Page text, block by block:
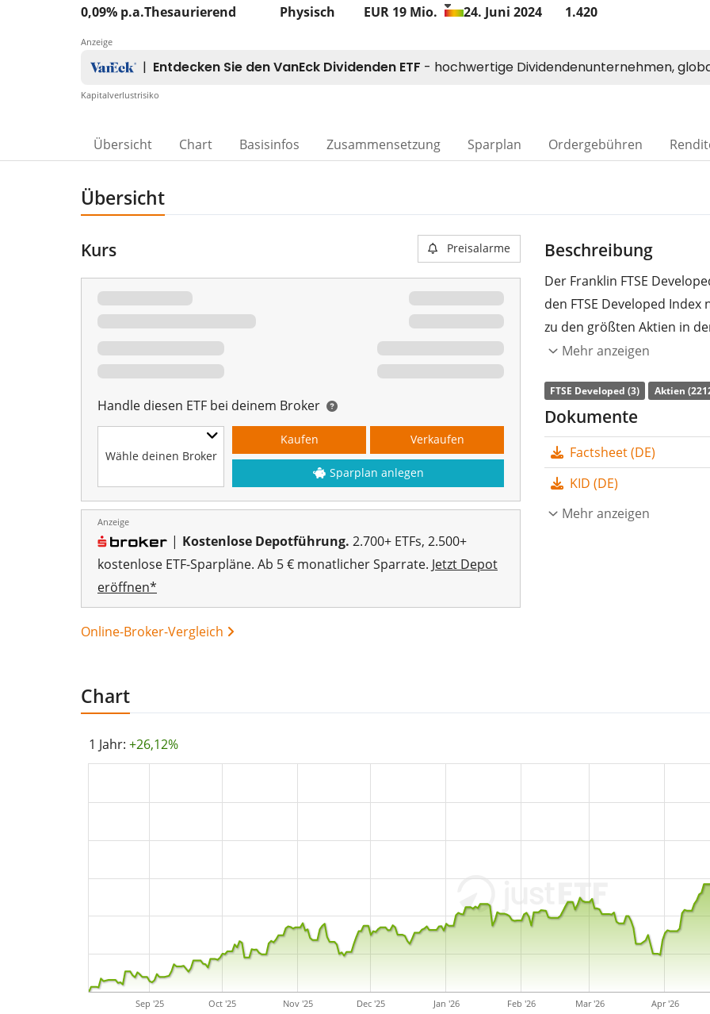
0,09% p.a.Thesaurierend
Physisch
EUR 19 Mio.
24. Juni 2024
1.420
Anzeige
Kapitalverlustrisiko
Übersicht Chart Basisinfos Zusammensetzung Sparplan Ordergebühren
Übersicht
Kurs Preisalarme
Handle diesen ETF bei deinem Broker
Wähle deinen Broker
Kaufen Verkaufen
Sparplan anlegen
Anzeige
| Kostenlose Depotführung. 2.700+ ETFs, 2.500+
kostenlose ETF-Sparpläne. Ab 5 € monatlicher Sparrate. Jetzt Depot
eröffnen*
Online-Broker-Vergleich
Beschreibung
Der Franklin FTSE
den FTSE Developed
zu den größten Aktien in
FTSE Developed World
ETF, der den FTSE
Indexbestandteile) nach.
thesauriert(in den ETF
Der Franklin FTSE
Mehr anzeigen
FTSE Developed (3) Aktien
Dokumente
Factsheet (DE)
KID (DE)
Mehr anzeigen
Chart
1 Jahr: +26,12%
Sep '25 Oct '25 Nov '25 Dec '25 Jan '26 Feb '26 Mar '26 Apr '26